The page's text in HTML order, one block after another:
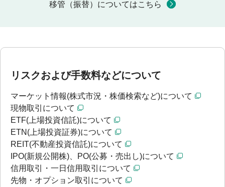
移管（振替）についてはこちら
リスクおよび手数料などについて
マーケット情報(株式市況・株価検索など)について
現物取引について
ETF(上場投資信託)について
ETN(上場投資証券)について
REIT(不動産投資信託)について
IPO(新規公開株)、PO(公募・売出し)について
信用取引・一日信用取引について
先物・オプション取引について